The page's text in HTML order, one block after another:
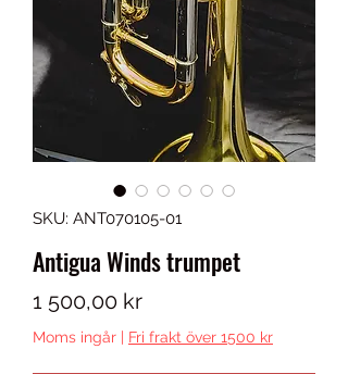
SKU: ANT070105-01
Antigua Winds trumpet
1 500,00 krPris
Moms ingår | Fri frakt över 1500 kr